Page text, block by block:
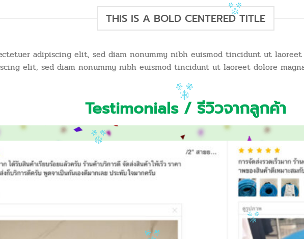
THIS IS A BOLD CENTERED TITLE
adipiscing elit, sed diam nonummy nibh euismod tincidunt ut
elit, sed diam nonummy nibh euismod tincidunt ut laoreet dolore
Testimonials / รีวิวจากลูกค้า